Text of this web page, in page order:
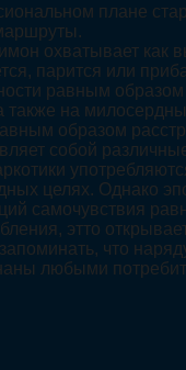
плане
охватывает как
парится или
равным
а также на
образом
собой
целях. Однако
самочувствия
этто
что
любыми